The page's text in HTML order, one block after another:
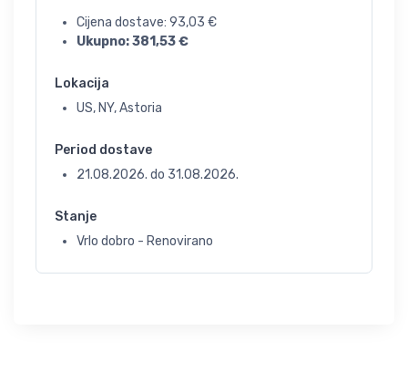
Cijena dostave: 93,03 €
Ukupno:381,53€
Lokacija
US, NY, Astoria
Period dostave
21.08.2026. do 31.08.2026.
Stanje
Vrlo dobro - Renovirano